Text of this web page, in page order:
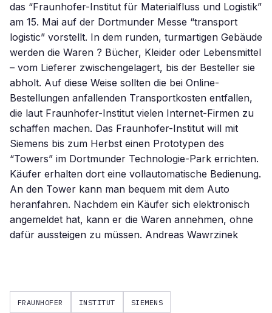
das “Fraunhofer-Institut für Materialfluss und Logistik”
am 15. Mai auf der Dortmunder Messe “transport
logistic” vorstellt. In dem runden, turmartigen Gebäude
werden die Waren ? Bücher, Kleider oder Lebensmittel
– vom Lieferer zwischengelagert, bis der Besteller sie
abholt. Auf diese Weise sollten die bei Online-
Bestellungen anfallenden Transportkosten entfallen,
die laut Fraunhofer-Institut vielen Internet-Firmen zu
schaffen machen. Das Fraunhofer-Institut will mit
Siemens bis zum Herbst einen Prototypen des
“Towers” im Dortmunder Technologie-Park errichten.
Käufer erhalten dort eine vollautomatische Bedienung.
An den Tower kann man bequem mit dem Auto
heranfahren. Nachdem ein Käufer sich elektronisch
angemeldet hat, kann er die Waren annehmen, ohne
dafür aussteigen zu müssen. Andreas Wawrzinek
FRAUNHOFER INSTITUT SIEMENS